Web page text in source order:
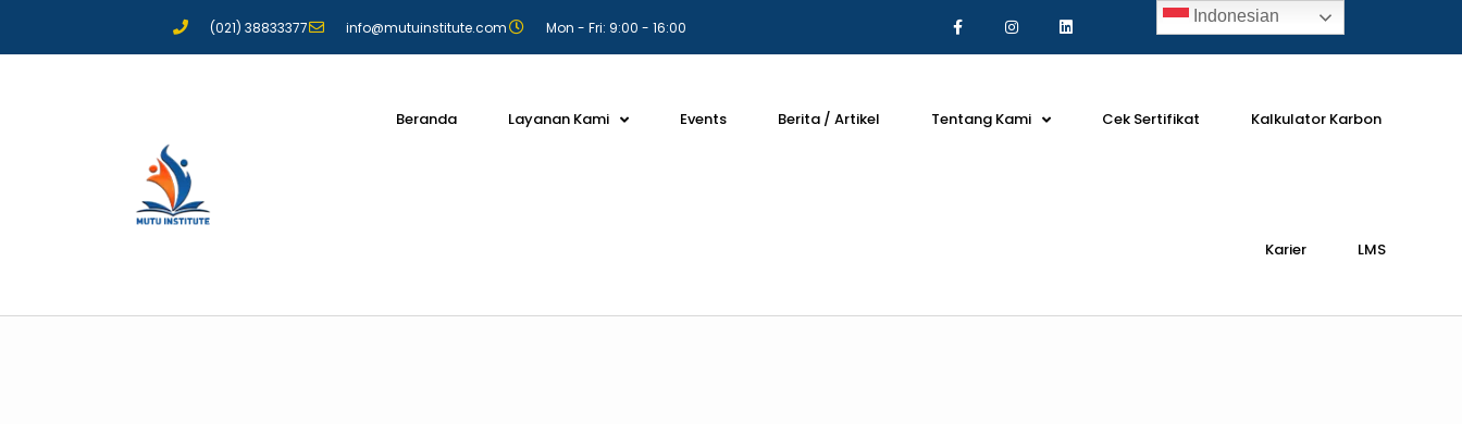
(021) 38833377 info@mutuinstitute.com Mon - Fri: 9:00 - 16:00
Beranda Layanan Kami Events Berita / Artikel Tentang Kami Cek Sertifikat Kalkulator Karbon
Karier LMS
Indonesian